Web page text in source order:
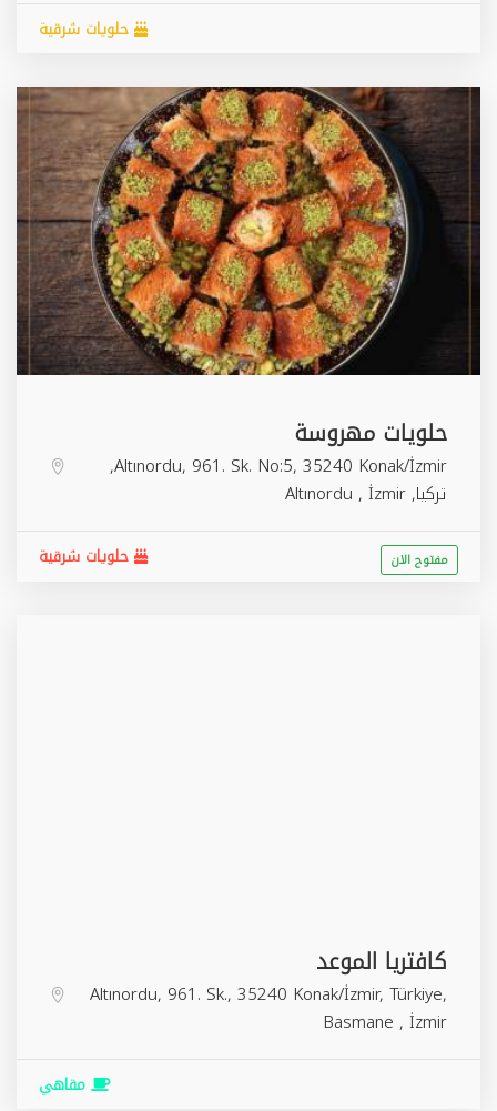
حلويات شرقية
حلويات مهروسة
Altınordu, 961. Sk. No:5, 35240 Konak/İzmir,
تركيا,
Altınordu , İzmir
حلويات شرقية مفتوح الان
كافتريا الموعد
Altınordu, 961. Sk., 35240 Konak/İzmir, Türkiye,
Basmane , İzmir
مقاهي